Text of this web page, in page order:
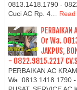
0813.1418.1790 -
Cuci AC Rp. 4…
Or Wa.
JAKPUS,
- 0822.9815.2217
PERBAIKAN AC
Wa. 0813.1418.1790